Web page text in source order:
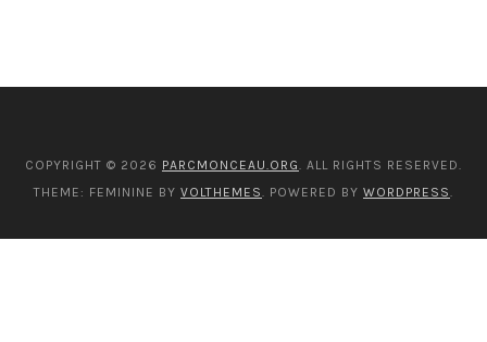
COPYRIGHT © 2026 PARCMONCEAU.ORG
. ALL RIGHTS RESERVED.
THEME: FEMININE BY VOLTHEMES . POWERED BY WORDPRESS